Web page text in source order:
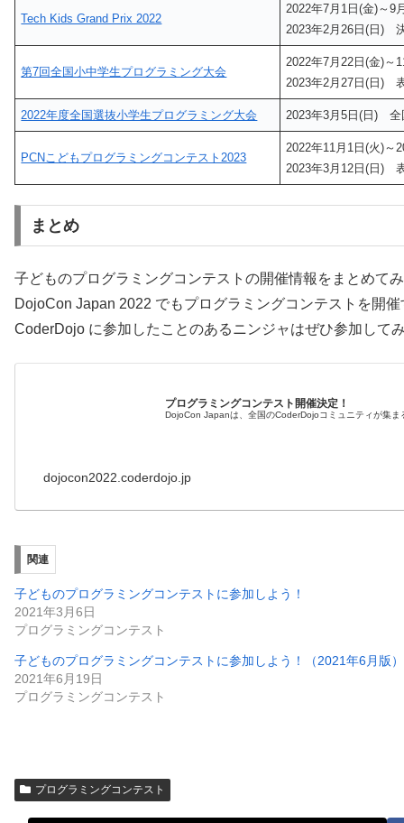
Tech Kids Grand Prix 2022
2022年7月1日(金)～
2023年2月26日(日)
第7回全国小中学生プログラミング大会
2022年7月22日(金)
2023年2月27日(日)
2022年度全国選抜小学生プログラミング大会 2023年3月5日(日) 全
PCNこどもプログラミングコンテスト2023
2022年11月1日(火)
2023年3月12日(日)
まとめ
子どものプログラミングコンテストの開催情報をまとめて
DojoCon Japan 2022 でもプログラミングコンテストを開
CoderDojo に参加したことのあるニンジャはぜひ参加して
プログラミングコンテスト開催決定！
DojoCon Japanは、全国のCoderDojoコミュニティが集
dojocon2022.coderdojo.jp
関連
子どものプログラミングコンテストに参加しよう！
2021年3月6日
プログラミングコンテスト
子どものプログラミングコンテストに参加しよう！（2021年6月版）
2021年6月19日
プログラミングコンテスト
プログラミングコンテスト